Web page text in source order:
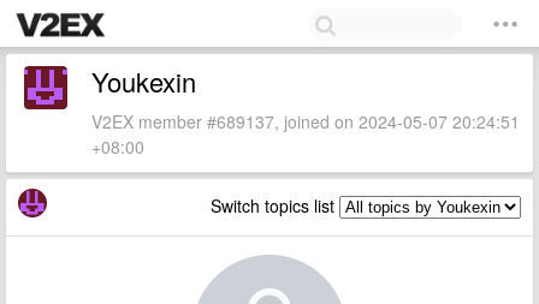
Youkexin
V2EX member #689137, joined on 2024-05-07 20:24:51
+08:00
Switch topics list